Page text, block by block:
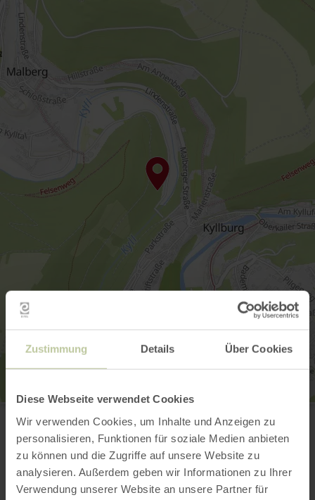
Zustimmung Details Über Cookies
Diese Webseite verwendet Cookies
Wir verwenden Cookies, um Inhalte und Anzeigen zu
personalisieren, Funktionen für soziale Medien anbieten
zu können und die Zugriffe auf unsere Website zu
analysieren. Außerdem geben wir Informationen zu Ihrer
Verwendung unserer Website an unsere Partner für
54655 Kyllburg
Website
Plan your arrival
Show on map